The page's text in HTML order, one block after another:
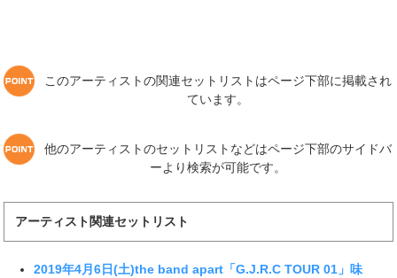
このアーティストの関連セットリストはページ下部に掲載され
ています。
他のアーティストのセットリストなどはページ下部のサイドバ
ーより検索が可能です。
アーティスト関連セットリスト
2019年4月6日(土)the band apart「G.J.R.C TOUR 01」味